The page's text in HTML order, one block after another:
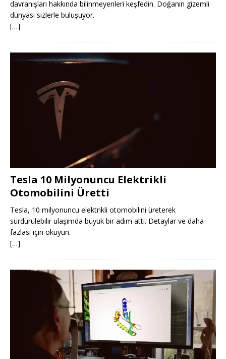
davranışları hakkında bilinmeyenleri keşfedin. Doğanın gizemli
dünyası sizlerle buluşuyor.
[…]
Tesla 10 Milyonuncu Elektrikli
Otomobilini Üretti
Tesla, 10 milyonuncu elektrikli otomobilini üreterek
sürdürülebilir ulaşımda büyük bir adım attı. Detaylar ve daha
fazlası için okuyun.
[…]